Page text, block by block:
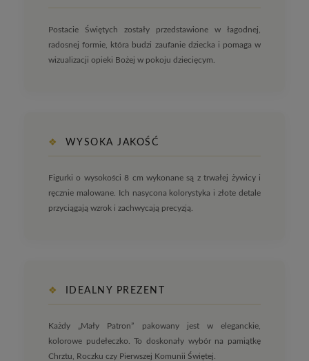
Postacie Świętych zostały przedstawione w łagodnej,
radosnej formie, która budzi zaufanie dziecka i pomaga w
wizualizacji opieki Bożej w pokoju dziecięcym.
❖ WYSOKA JAKOŚĆ
Figurki o wysokości 8 cm wykonane są z trwałej żywicy i
ręcznie malowane. Ich nasycona kolorystyka i złote detale
przyciągają wzrok i zachwycają precyzją.
❖ IDEALNY PREZENT
Każdy „Mały Patron” pakowany jest w eleganckie,
kolorowe pudełeczko. To doskonały wybór na pamiątkę
Chrztu, Roczku czy Pierwszej Komunii Świętej.